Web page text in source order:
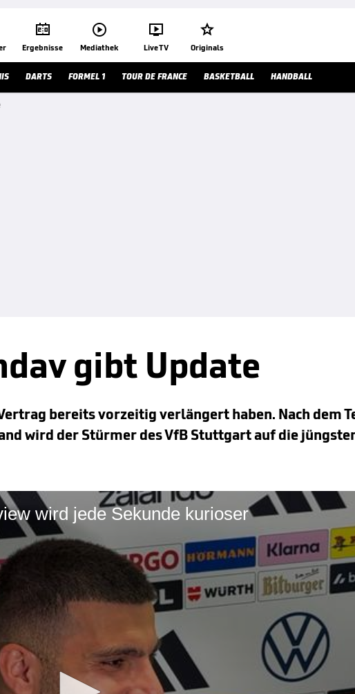

Ergebnisse

Mediathek

Live TV

Originals
DARTS FORMEL 1 TOUR DE FRANCE BASKETBALL HANDBALL
gibt Update
bereits vorzeitig verlängert haben. Nach dem
wird der Stürmer des VfB Stuttgart auf die
wird jede Sekunde kurioser